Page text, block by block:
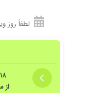
لطفاً روز
۱۸ مرداد (امروز)
از